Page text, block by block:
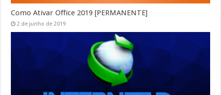
Como Ativar Office 2019 [PERMANENTE]
2 de junho de 2019